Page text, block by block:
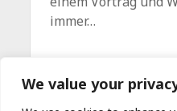
We value your
immer…